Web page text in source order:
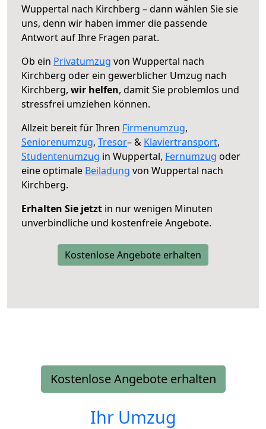
Wuppertal nach Kirchberg – dann wählen Sie sie
uns, denn wir haben immer die passende
Antwort auf Ihre Fragen parat.
Ob ein Privatumzug von Wuppertal nach
Kirchberg oder ein gewerblicher Umzug nach
Kirchberg, wir helfen, damit Sie problemlos und
stressfrei umziehen können.
Allzeit bereit für Ihren Firmenumzug,
Seniorenumzug, Tresor– & Klaviertransport,
Studentenumzug in Wuppertal, Fernumzug oder
eine optimale Beiladung von Wuppertal nach
Kirchberg.
Erhalten Sie jetzt in nur wenigen Minuten
unverbindliche und kostenfreie Angebote.
Kostenlose Angebote erhalten
Kostenlose Angebote erhalten
Ihr Umzug